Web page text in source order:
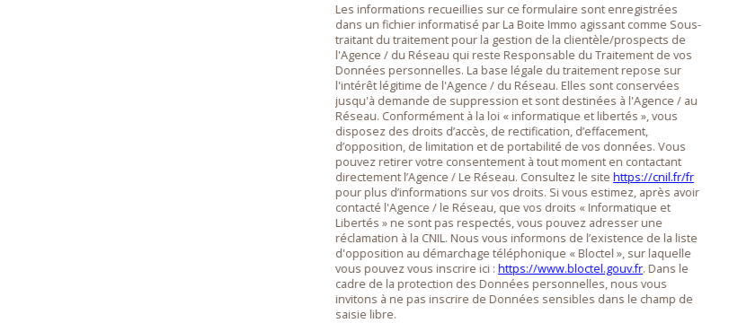
Les informations recueillies sur ce formulaire sont enregistrées
dans un fichier informatisé par La Boite Immo agissant comme Sous-
traitant du traitement pour la gestion de la clientèle/prospects de
l'Agence / du Réseau qui reste Responsable du Traitement de vos
Données personnelles. La base légale du traitement repose sur
l'intérêt légitime de l'Agence / du Réseau. Elles sont conservées
jusqu'à demande de suppression et sont destinées à l'Agence / au
Réseau. Conformément à la loi « informatique et libertés », vous
disposez des droits d’accès, de rectification, d’effacement,
d’opposition, de limitation et de portabilité de vos données. Vous
pouvez retirer votre consentement à tout moment en contactant
directement l’Agence / Le Réseau. Consultez le sitehttps://cnil.fr/fr
pour plus d’informations sur vos droits. Si vous estimez, après avoir
contacté l'Agence / le Réseau, que vos droits « Informatique et
Libertés » ne sont pas respectés, vous pouvez adresser une
réclamation à la CNIL. Nous vous informons de l’existence de la liste
d'opposition au démarchage téléphonique « Bloctel », sur laquelle
vous pouvez vous inscrire ici :https://www.bloctel.gouv.fr. Dans le
cadre de la protection des Données personnelles, nous vous
invitons à ne pas inscrire de Données sensibles dans le champ de
saisie libre.